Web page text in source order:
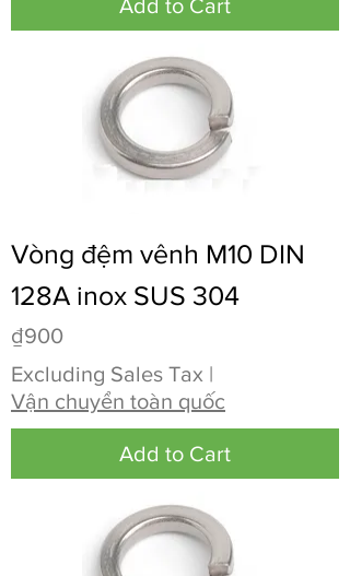
Add to Cart
Vòng đệm vênh M10 DIN
128A inox SUS 304
Price
₫900
Excluding Sales Tax |
Vận chuyển toàn quốc
Add to Cart